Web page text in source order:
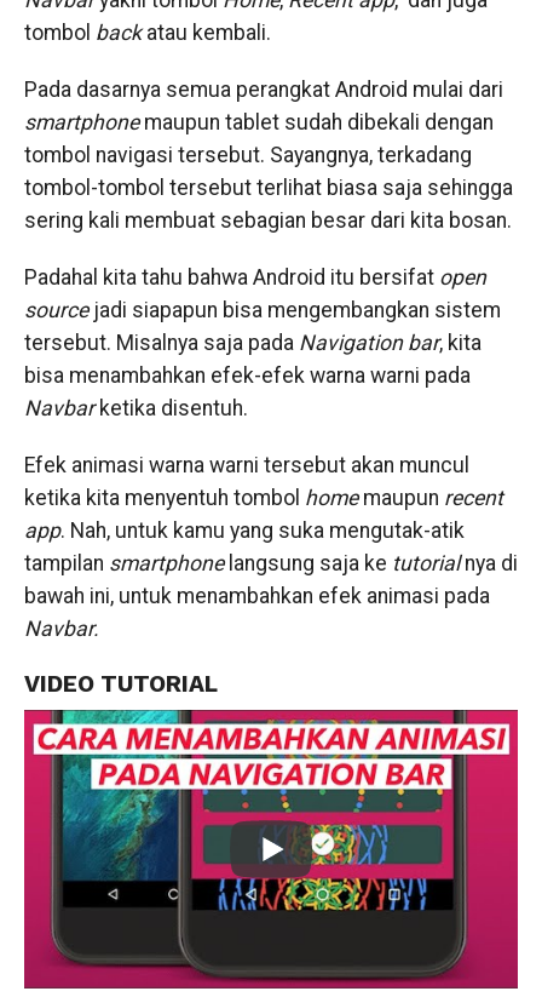
tombol backatau kembali.
Pada dasarnya semua perangkat Android mulai dari
smartphonemaupun tablet sudah dibekali dengan
tombol navigasi tersebut. Sayangnya, terkadang
tombol-tombol tersebut terlihat biasa saja sehingga
sering kali membuat sebagian besar dari kita bosan.
Padahal kita tahu bahwa Android itu bersifat open
sourcejadi siapapun bisa mengembangkan sistem
tersebut. Misalnya saja pada Navigation bar, kita
bisa menambahkan efek-efek warna warni pada
Navbarketika disentuh.
Efek animasi warna warni tersebut akan muncul
ketika kita menyentuh tombol homemaupun recent
app. Nah, untuk kamu yang suka mengutak-atik
tampilan smartphonelangsung saja ke tutorialnya di
bawah ini, untuk menambahkan efek animasi pada
Navbar.
VIDEO TUTORIAL